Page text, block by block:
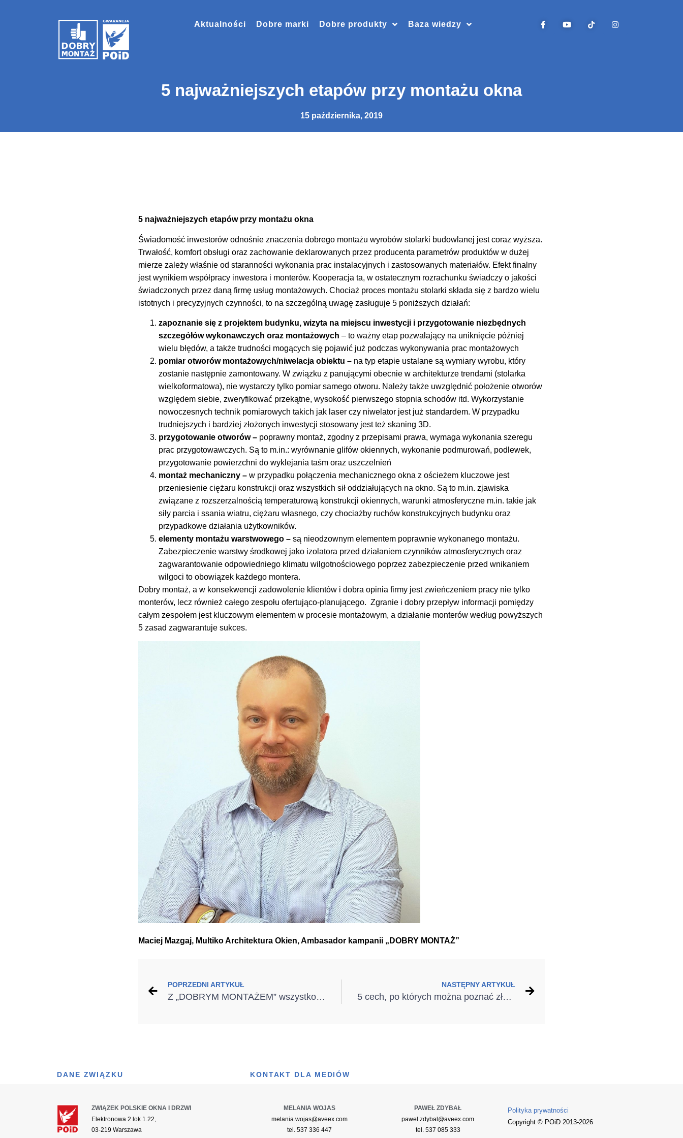
Aktualności Dobre marki Dobre produkty Baza wiedzy
5 najważniejszych etapów przy montażu okna
15 października, 2019
5 najważniejszych etapów przy montażu okna
Świadomość inwestorów odnośnie znaczenia dobrego montażu wyrobów stolarki budowlanej jest coraz wyższa.
Trwałość, komfort obsługi oraz zachowanie deklarowanych przez producenta parametrów produktów w dużej
mierze zależy właśnie od staranności wykonania prac instalacyjnych i zastosowanych materiałów. Efekt finalny
jest wynikiem współpracy inwestora i monterów. Kooperacja ta, w ostatecznym rozrachunku świadczy o jakości
świadczonych przez daną firmę usług montażowych. Chociaż proces montażu stolarki składa się z bardzo wielu
istotnych i precyzyjnych czynności, to na szczególną uwagę zasługuje 5 poniższych działań:
zapoznanie się z projektem budynku, wizyta na miejscu inwestycji i przygotowanie niezbędnych
szczegółów wykonawczych oraz montażowych – to ważny etap pozwalający na uniknięcie później
wielu błędów, a także trudności mogących się pojawić już podczas wykonywania prac montażowych
pomiar otworów montażowych/niwelacja obiektu – na typ etapie ustalane są wymiary wyrobu, który
zostanie następnie zamontowany. W związku z panującymi obecnie w architekturze trendami (stolarka
wielkoformatowa), nie wystarczy tylko pomiar samego otworu. Należy także uwzględnić położenie otworów
względem siebie, zweryfikować przekątne, wysokość pierwszego stopnia schodów itd. Wykorzystanie
nowoczesnych technik pomiarowych takich jak laser czy niwelator jest już standardem. W przypadku
trudniejszych i bardziej złożonych inwestycji stosowany jest też skaning 3D.
przygotowanie otworów – poprawny montaż, zgodny z przepisami prawa, wymaga wykonania szeregu
prac przygotowawczych. Są to m.in.: wyrównanie glifów okiennych, wykonanie podmurowań, podlewek,
przygotowanie powierzchni do wyklejania taśm oraz uszczelnień
montaż mechaniczny – w przypadku połączenia mechanicznego okna z ościeżem kluczowe jest
przeniesienie ciężaru konstrukcji oraz wszystkich sił oddziałujących na okno. Są to m.in. zjawiska
związane z rozszerzalnością temperaturową konstrukcji okiennych, warunki atmosferyczne m.in. takie jak
siły parcia i ssania wiatru, ciężaru własnego, czy chociażby ruchów konstrukcyjnych budynku oraz
przypadkowe działania użytkowników.
elementy montażu warstwowego – są nieodzownym elementem poprawnie wykonanego montażu.
Zabezpieczenie warstwy środkowej jako izolatora przed działaniem czynników atmosferycznych oraz
zagwarantowanie odpowiedniego klimatu wilgotnościowego poprzez zabezpieczenie przed wnikaniem
wilgoci to obowiązek każdego montera.
Dobry montaż, a w konsekwencji zadowolenie klientów i dobra opinia firmy jest zwieńczeniem pracy nie tylko
monterów, lecz również całego zespołu ofertująco-planującego. Zgranie i dobry przepływ informacji pomiędzy
całym zespołem jest kluczowym elementem w procesie montażowym, a działanie monterów według powyższych
5 zasad zagwarantuje sukces.
Maciej Mazgaj, Multiko Architektura Okien, Ambasador kampanii „DOBRY MONTAŻ”
POPRZEDNI ARTYKUŁ
Z „DOBRYM MONTAŻEM” wszystko pasuje
NASTĘPNY ARTYKUŁ
5 cech, po których można poznać zły montaż
DANE ZWIĄZKU KONTAKT DLA MEDIÓW
ZWIĄZEK POLSKIE OKNA I DRZWI
Elektronowa 2 lok 1.22,
03-219 Warszawa
MELANIA WOJAS
melania.wojas@aveex.com
tel. 537 336 447
PAWEŁ ZDYBAŁ
pawel.zdybal@aveex.com
tel. 537 085 333
Polityka prywatności
Copyright © POiD 2013-2026